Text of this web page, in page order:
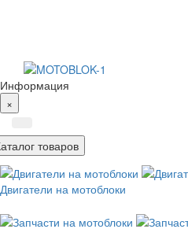
Информация
×
товаров
Двигатели на мотоблоки